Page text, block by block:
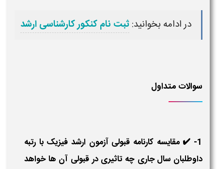
در ادامه بخوانید:ثبت نام کنکور کارشناسی ارشد
سوالات متداول
1- ✔️ مقایسه کارنامه قبولی آزمون ارشد فیزیک با رتبه
داوطلبان سال جاری چه تاثیری در قبولی آن ها خواهد